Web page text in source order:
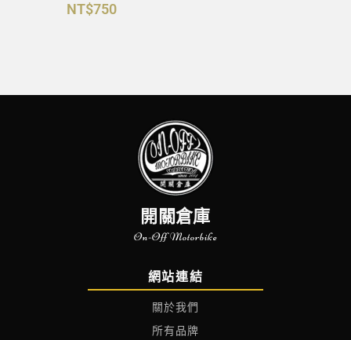
NT$750
開關倉庫
On-Off Motorbike
網站連結
關於我們
所有品牌